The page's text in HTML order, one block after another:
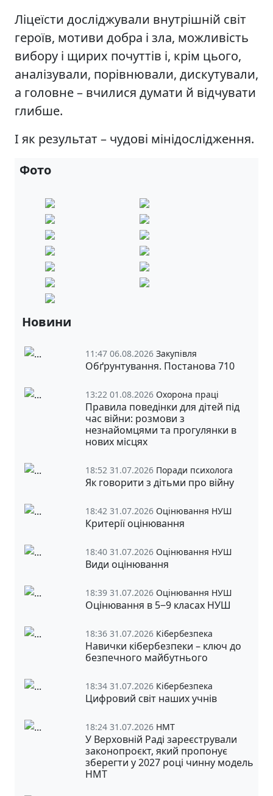
Ліцеїсти досліджували внутрішній світ
героїв, мотиви добра і зла, можливість
вибору і щирих почуттів і, крім цього,
аналізували, порівнювали, дискутували,
а головне – вчилися думати й відчувати
глибше.
І як результат – чудові мінідослідження.
Фото
Новини
11:47 06.08.2026 Закупівля
Обґрунтування. Постанова 710
13:22 01.08.2026 Охорона праці
Правила поведінки для дітей під
час війни: розмови з
незнайомцями та прогулянки в
нових місцях
18:52 31.07.2026 Поради психолога
Як говорити з дітьми про війну
18:42 31.07.2026 Оцінювання НУШ
Критерії оцінювання
18:40 31.07.2026 Оцінювання НУШ
Види оцінювання
18:39 31.07.2026 Оцінювання НУШ
Оцінювання в 5‒9 класах НУШ
18:36 31.07.2026 Кібербезпека
Навички кібербезпеки – ключ до
безпечного майбутнього
18:34 31.07.2026 Кібербезпека
Цифровий світ наших учнів
18:24 31.07.2026 НМТ
У Верховній Раді зареєстрували
законопроєкт, який пропонує
зберегти у 2027 році чинну модель
НМТ